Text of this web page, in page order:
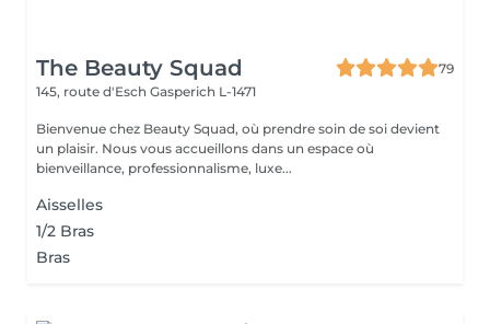
The Beauty Squad
79
145, route d'Esch Gasperich L-1471
Bienvenue chez Beauty Squad, où prendre soin de soi devient
un plaisir. Nous vous accueillons dans un espace où
bienveillance, professionnalisme, luxe...
Aisselles
1/2 Bras
Bras